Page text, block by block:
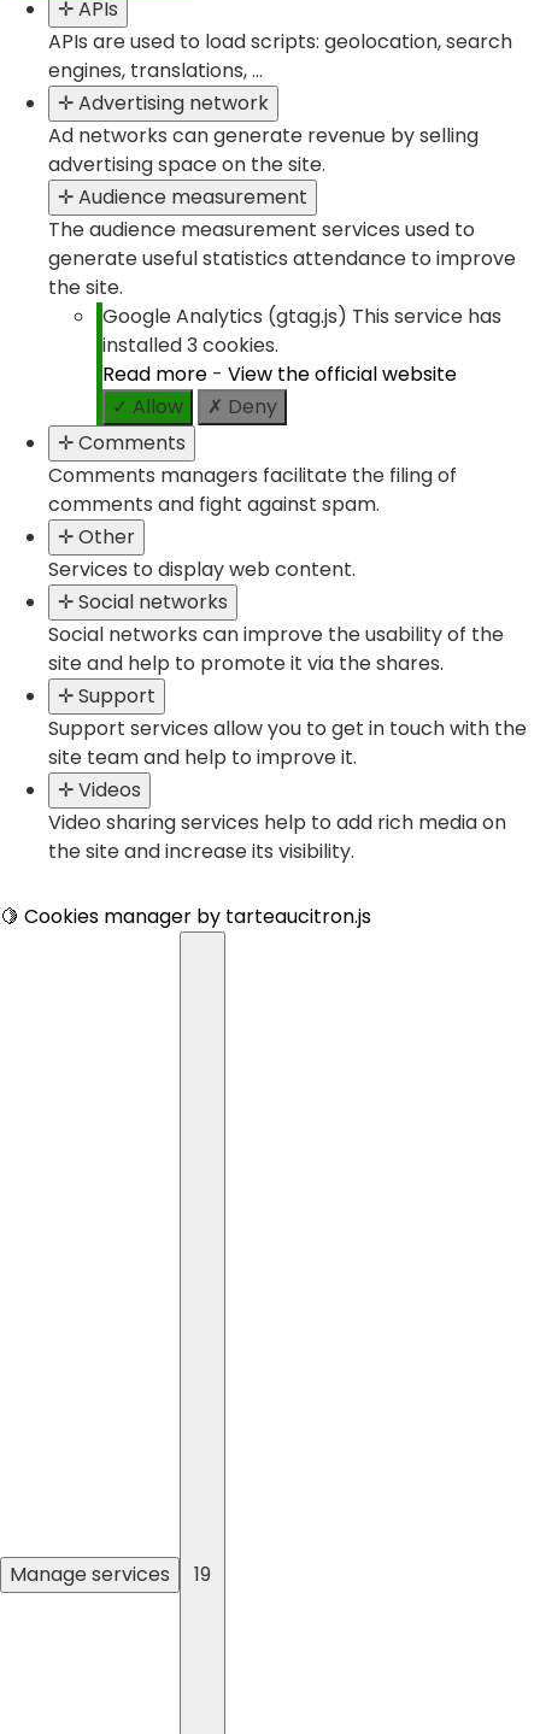
✛ APIs
APIs are used to load scripts: geolocation, search
engines, translations, ...
✛ Advertising network
Ad networks can generate revenue by selling
advertising space on the site.
✛ Audience measurement
The audience measurement services used to
generate useful statistics attendance to improve
the site.
Google Analytics (gtag.js) This service has
installed 3 cookies.
Read more - View the official website
✓ Allow
✗ Deny
✛ Comments
Comments managers facilitate the filing of
comments and fight against spam.
✛ Other
Services to display web content.
✛ Social networks
Social networks can improve the usability of the
site and help to promote it via the shares.
✛ Support
Support services allow you to get in touch with the
site team and help to improve it.
✛ Videos
Video sharing services help to add rich media on
the site and increase its visibility.
🍋 Cookies manager by tarteaucitron.js
Manage services 19